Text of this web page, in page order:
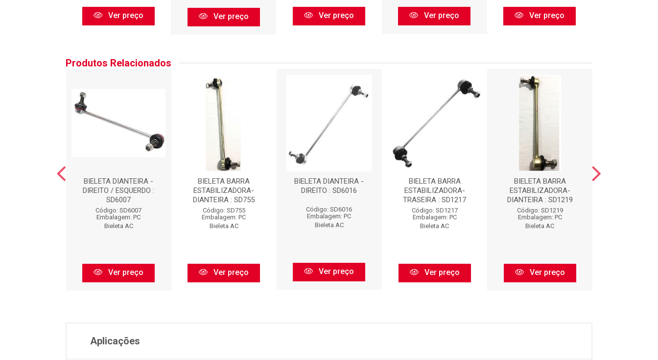
Ver preço Ver preço Ver preço Ver preço Ver preço
Produtos Relacionados
BIELETA DIANTEIRA -
DIREITO / ESQUERDO :
SD6007
Código: SD6007
Embalagem: PC
Bieleta AC
Ver preço
BIELETA BARRA
ESTABILIZADORA-
DIANTEIRA : SD755
Código: SD755
Embalagem: PC
Bieleta AC
Ver preço
BIELETA DIANTEIRA -
DIREITO : SD6016
Código: SD6016
Embalagem: PC
Bieleta AC
Ver preço
BIELETA BARRA
ESTABILIZADORA-
TRASEIRA : SD1217
Código: SD1217
Embalagem: PC
Bieleta AC
Ver preço
BIELETA BARRA
ESTABILIZADORA-
DIANTEIRA : SD1219
Código: SD1219
Embalagem: PC
Bieleta AC
Ver preço
Aplicações